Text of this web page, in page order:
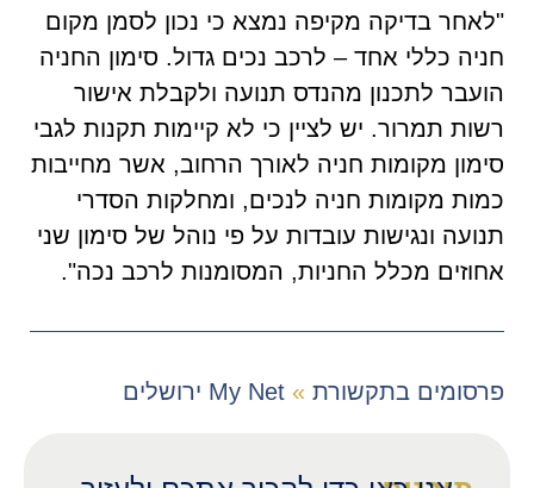
"לאחר בדיקה מקיפה נמצא כי נכון לסמן מקום
חניה כללי אחד – לרכב נכים גדול. סימון החניה
הועבר לתכנון מהנדס תנועה ולקבלת אישור
רשות תמרור. יש לציין כי לא קיימות תקנות לגבי
סימון מקומות חניה לאורך הרחוב, אשר מחייבות
כמות מקומות חניה לנכים, ומחלקות הסדרי
תנועה ונגישות עובדות על פי נוהל של סימון שני
אחוזים מכלל החניות, המסומנות לרכב נכה".
פרסומים בתקשורת » My Net ירושלים